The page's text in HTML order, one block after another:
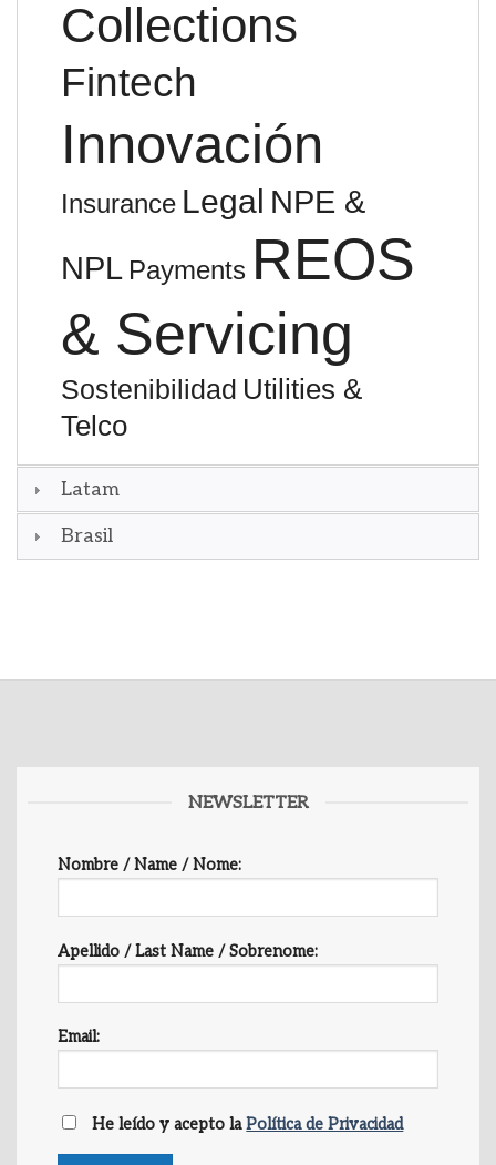
Collections
Fintech
Innovación
Insurance Legal NPE &
NPL Payments REOS
& Servicing
Sostenibilidad Utilities &
Telco
Latam
Brasil
NEWSLETTER
Nombre / Name / Nome:
Apellido / Last Name / Sobrenome:
Email:
He leído y acepto laPolítica de Privacidad